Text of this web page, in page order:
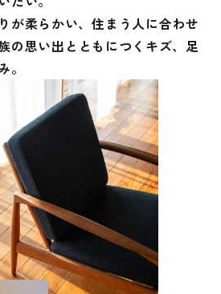
が柔らかい、住まう人に合わせ
の思い出とともにつくキズ、足
。